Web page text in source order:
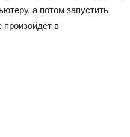
а потом запустить
в